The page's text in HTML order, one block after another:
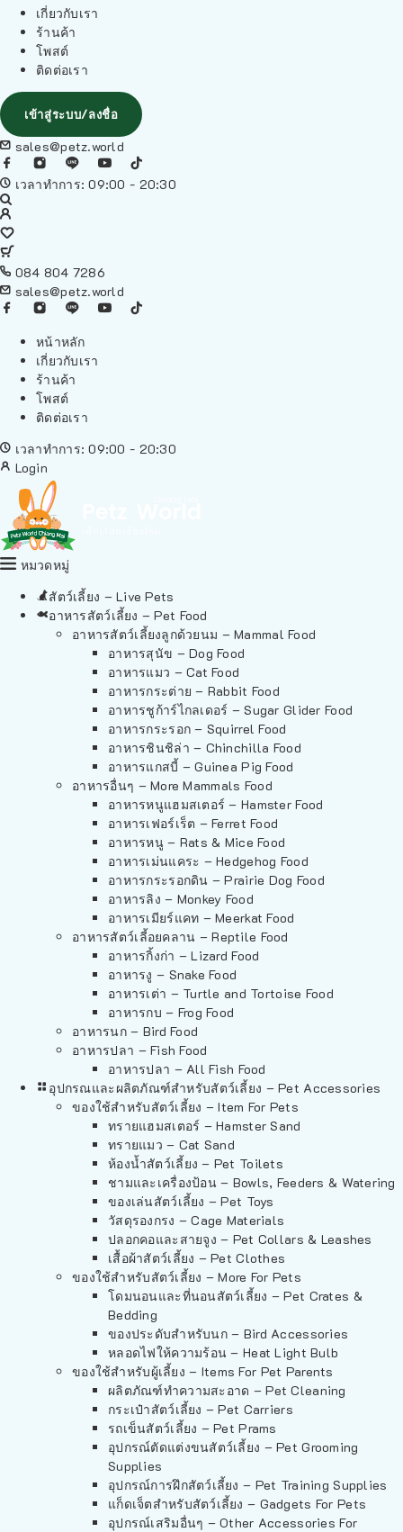
เกี่ยวกับเรา
ร้านค้า
โพสต์
ติดต่อเรา
เข้าสู่ระบบ/ลงชื่อ
sales@petz.world
เวลาทำการ: 09:00 - 20:30
084 804 7286
sales@petz.world
หน้าหลัก
เกี่ยวกับเรา
ร้านค้า
โพสต์
ติดต่อเรา
เวลาทำการ: 09:00 - 20:30
Login
หมวดหมู่
สัตว์เลี้ยง – Live Pets
อาหารสัตว์เลี้ยง – Pet Food
อาหารสัตว์เลี้ยงลูกด้วยนม – Mammal Food
อาหารสุนัข – Dog Food
อาหารแมว – Cat Food
อาหารกระต่าย – Rabbit Food
อาหารชูก้าร์ไกลเดอร์ – Sugar Glider Food
อาหารกระรอก – Squirrel Food
อาหารชินชิล่า – Chinchilla Food
อาหารแกสบี้ – Guinea Pig Food
อาหารอื่นๆ – More Mammals Food
อาหารหนูแฮมสเตอร์ – Hamster Food
อาหารเฟอร์เร็ต – Ferret Food
อาหารหนู – Rats & Mice Food
อาหารเม่นแคระ – Hedgehog Food
อาหารกระรอกดิน – Prairie Dog Food
อาหารลิง – Monkey Food
อาหารเมียร์แคท – Meerkat Food
อาหารสัตว์เลี้อยคลาน – Reptile Food
อาหารกิ้งก่า – Lizard Food
อาหารงู – Snake Food
อาหารเต่า – Turtle and Tortoise Food
อาหารกบ – Frog Food
อาหารนก – Bird Food
อาหารปลา – Fish Food
อาหารปลา – All Fish Food
อุปกรณและผลิตภัณฑ์สำหรับสัตว์เลี้ยง – Pet Accessories
ของใช้สำหรับสัตว์เลี้ยง – Item For Pets
ทรายแฮมสเตอร์ – Hamster Sand
ทรายแมว – Cat Sand
ห้องน้ำสัตว์เลี้ยง – Pet Toilets
ชามและเครื่องป้อน – Bowls, Feeders & Watering
ของเล่นสัตว์เลี้ยง – Pet Toys
วัสดุรองกรง – Cage Materials
ปลอกคอและสายจูง – Pet Collars & Leashes
เสื้อผ้าสัตว์เลี้ยง – Pet Clothes
ของใช้สำหรับสัตว์เลี้ยง – More For Pets
โดมนอนและที่นอนสัตว์เลี้ยง – Pet Crates &
Bedding
ของประดับสำหรับนก – Bird Accessories
หลอดไฟให้ความร้อน – Heat Light Bulb
ของใช้สำหรับผู้เลี้ยง – Items For Pet Parents
ผลิตภัณฑ์ทำความสะอาด – Pet Cleaning
กระเป๋าสัตว์เลี้ยง – Pet Carriers
รถเข็นสัตว์เลี้ยง – Pet Prams
อุปกรณ์ตัดแต่งขนสัตว์เลี้ยง – Pet Grooming
Supplies
อุปกรณ์การฝึกสัตว์เลี้ยง – Pet Training Supplies
แก็ดเจ็ตสำหรับสัตว์เลี้ยง – Gadgets For Pets
อุปกรณ์เสริมอื่นๆ – Other Accessories For